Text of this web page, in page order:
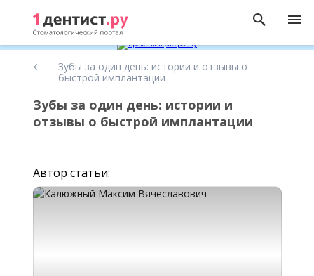
имплантации
Зубы за один день: истории и отзывы о
быстрой имплантации
Зубы за один день: истории и
отзывы о быстрой имплантации
Автор статьи: